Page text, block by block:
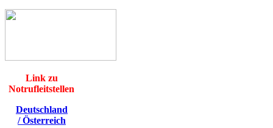
Link zu
Notrufleitstellen
Deutschland
/Österreich